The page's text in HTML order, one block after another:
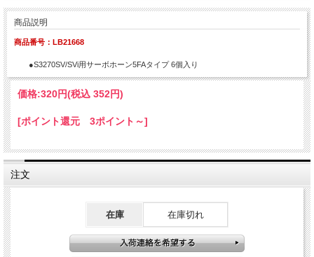
商品説明
商品番号：LB21668
●S3270SV/SVi用サーボホーン5FAタイプ 6個入り
価格:320円(税込 352円)
[ポイント還元 3ポイント～]
注文
在庫 在庫切れ